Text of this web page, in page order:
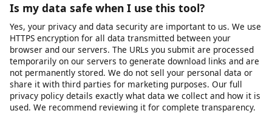
protected video?
Our tool can only access videos that are publicly accessible or
videos to which you already have access (such as your own
unlisted videos). We cannot bypass privacy settings, password
protection, or paywalls. If a video requires you to be logged
into the platform to view it, you will need to ensure you are
logged in on that platform first, then copy the URL and paste it
into our downloader. Note that some platforms restrict
downloading of private content regardless of access.